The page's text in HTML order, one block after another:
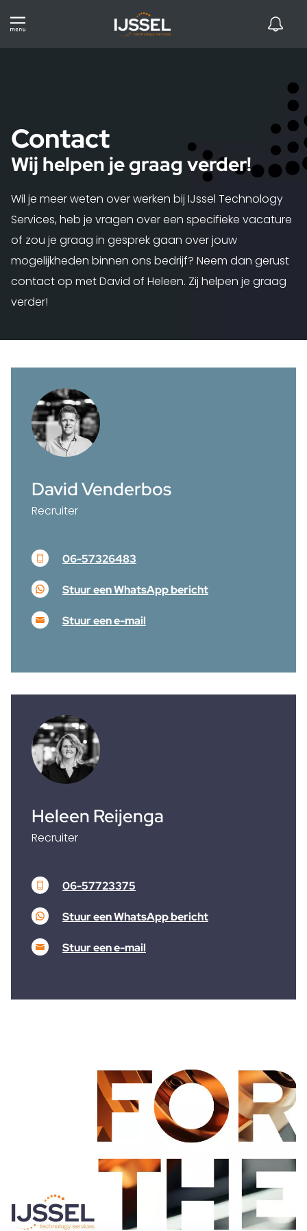
Contact
Wij helpen je graag verder!
Wil je meer weten over werken bij IJssel Technology
Services, heb je vragen over een specifieke vacature
of zou je graag in gesprek gaan over jouw
mogelijkheden binnen ons bedrijf? Neem dan gerust
contact op met David of Heleen. Zij helpen je graag
verder!
David Venderbos
Recruiter
06-57326483
Stuur een WhatsApp bericht
Stuur een e-mail
Heleen Reijenga
Recruiter
06-57723375
Stuur een WhatsApp bericht
Stuur een e-mail